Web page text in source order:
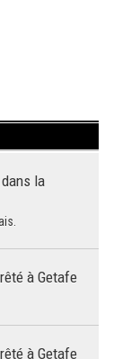
la
à Getafe
à Getafe